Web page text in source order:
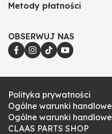
Metody płatności
OBSERWUJ NAS
Polityka prywatności
Ogólne warunki handlowe
Ogólne warunki handlowe
CLAAS PARTS SHOP